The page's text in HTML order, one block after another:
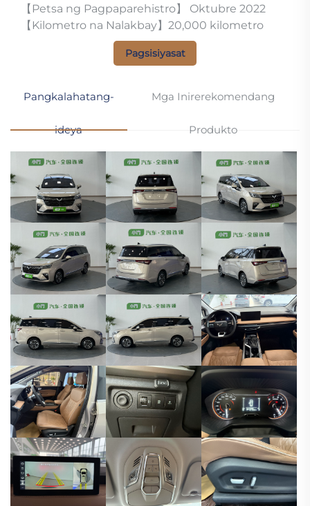
【Petsa ng Pagpaparehistro】 Oktubre 2022
【Kilometro na Nalakbay】20,000 kilometro
Pagsisiyasat
Pangkalahatang-
ideya
Mga Inirerekomendang
Produkto